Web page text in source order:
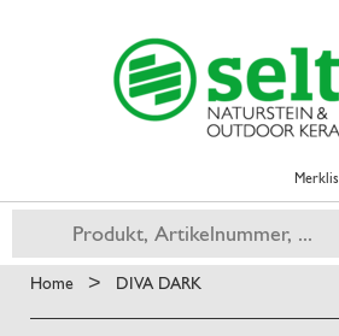
Home > DIVA DARK